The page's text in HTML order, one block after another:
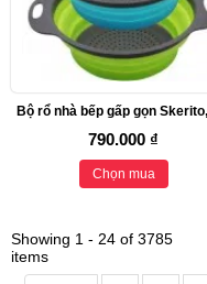
790.000 ₫
Chọn mua
Showing 1 - 24 of 3785
items